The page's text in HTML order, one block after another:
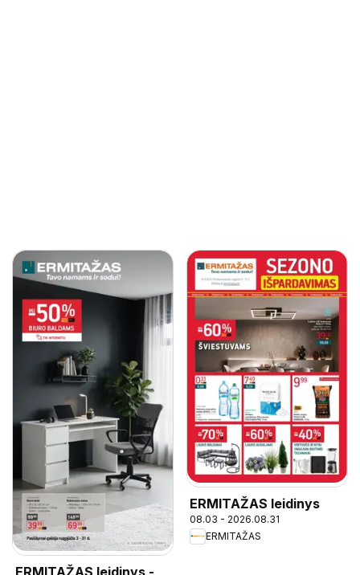
ERMITAŽAS leidinys -
ERMITAŽAS leidinys
08.03 - 2026.08.31
ERMITAŽAS